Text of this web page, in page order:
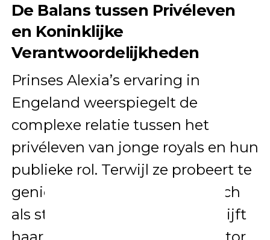
De Balans tussen Privéleven
en Koninklijke
Verantwoordelijkheden
Prinses Alexia’s ervaring in
Engeland weerspiegelt de
complexe relatie tussen het
privéleven van jonge royals en hun
publieke rol. Terwijl ze probeert te
genieten van haar jeugd en zich
als student wil ontwikkelen, blijft